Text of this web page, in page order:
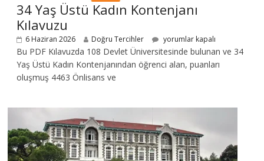
34 Yaş Üstü Kadın Kontenjanı
Kılavuzu
6 Haziran 2026 Doğru Tercihler yorumlar kapalı
Bu PDF Kılavuzda 108 Devlet Üniversitesinde bulunan ve 34
Yaş Üstü Kadın Kontenjanından öğrenci alan, puanları
oluşmuş 4463 Önlisans ve